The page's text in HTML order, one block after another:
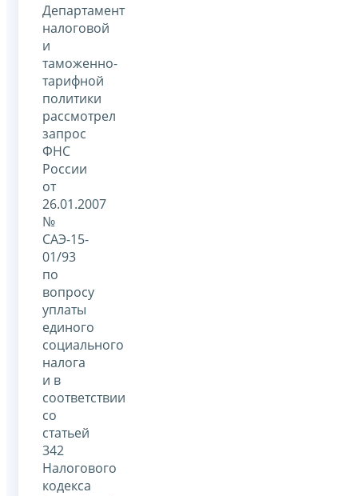
Департамент
налоговой
и
таможенно-
тарифной
политики
рассмотрел
запрос
ФНС
России
от
26.01.2007
№
САЭ-15-
01/93
по
вопросу
уплаты
единого
социального
налога
и в
соответствии
со
статьей
342
Налогового
кодекса